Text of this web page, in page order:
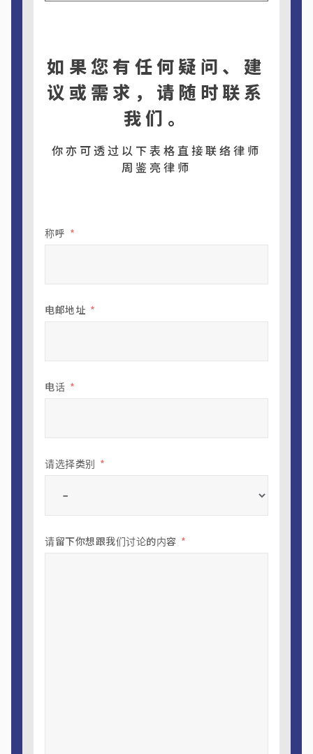
如果您有任何疑问、建
议或需求，请随时联系
我们。
你亦可透过以下表格直接联络律师
周鉴亮律师
称呼
电邮地址
电话
请选择类别
请留下你想跟我们讨论的内容